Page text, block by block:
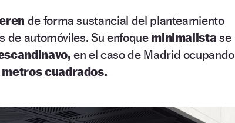
de forma sustancial del planteamiento
de automóviles. Su enfoque minimalistase
en el caso de Madrid ocupando
cuadrados.